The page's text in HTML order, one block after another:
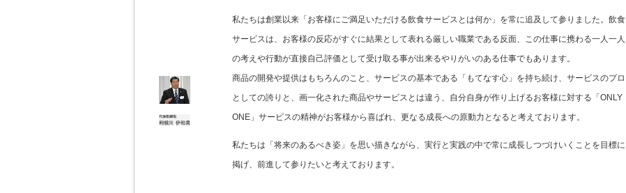
私たちは創業以来「お客様にご満足いただける飲食サービスとは何か」を常に追及して参りました。飲食
サービスは、お客様の反応がすぐに結果として表れる厳しい職業である反面、この仕事に携わる一人一人
の考えや行動が直接自己評価として受け取る事が出来るやりがいのある仕事でもあります。
商品の開発や提供はもちろんのこと、サービスの基本である「もてなす心」を持ち続け、サービスのプロ
としての誇りと、画一化された商品やサービスとは違う、自分自身が作り上げるお客様に対する「ONLY
ONE」サービスの精神がお客様から喜ばれ、更なる成長への原動力となると考えております。
私たちは「将来のあるべき姿」を思い描きながら、実行と実践の中で常に成長しつづけいくことを目標に
掲げ、前進して参りたいと考えております。